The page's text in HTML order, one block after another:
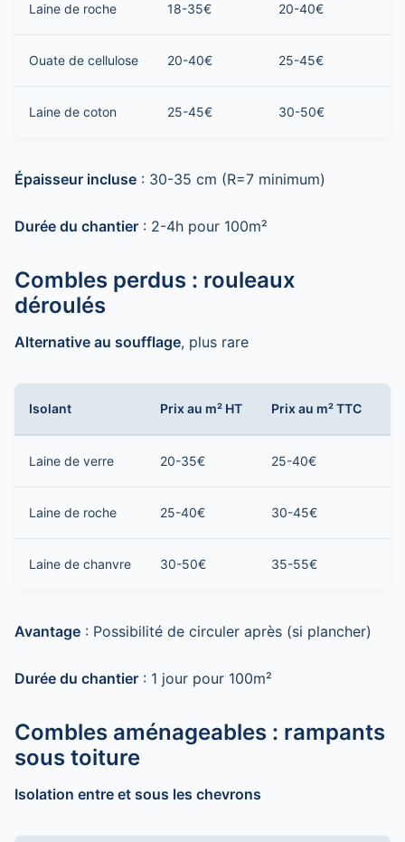
Laine de roche 18-35€ 20-40€
Ouate de cellulose 20-40€ 25-45€
Laine de coton 25-45€ 30-50€
Épaisseur incluse : 30-35 cm (R=7 minimum)
Durée du chantier : 2-4h pour 100m²
Combles perdus : rouleaux
déroulés
Alternative au soufflage, plus rare
Isolant Prix au m² HT Prix au m² TTC
Laine de verre 20-35€ 25-40€
Laine de roche 25-40€ 30-45€
Laine de chanvre 30-50€ 35-55€
Avantage : Possibilité de circuler après (si plancher)
Durée du chantier : 1 jour pour 100m²
Combles aménageables : rampants
sous toiture
Isolation entre et sous les chevrons